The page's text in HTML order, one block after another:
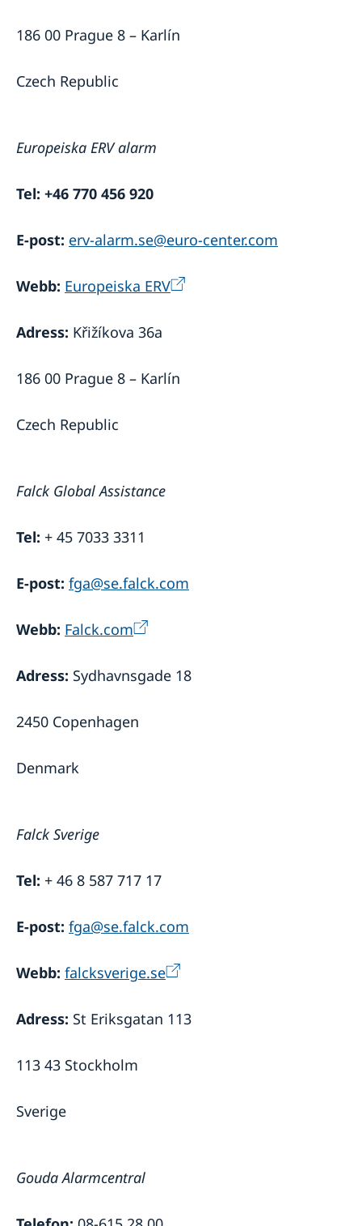
186 00 Prague 8 – Karlín
Czech Republic
Europeiska ERV alarm
Tel: +46 770 456 920
E-post: erv-alarm.se@euro-center.com
Webb: Europeiska ERV
Adress: Křižíkova 36a
186 00 Prague 8 – Karlín
Czech Republic
Falck Global Assistance
Tel: + 45 7033 3311
E-post: fga@se.falck.com
Webb: Falck.com
Adress: Sydhavnsgade 18
2450 Copenhagen
Denmark
Falck Sverige
Tel: + 46 8 587 717 17
E-post: fga@se.falck.com
Webb: falcksverige.se
Adress: St Eriksgatan 113
113 43 Stockholm
Sverige
Gouda Alarmcentral